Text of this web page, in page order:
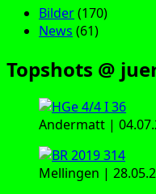
Bilder(170)
News (61)
Topshots @
Andermatt |
Mellingen |